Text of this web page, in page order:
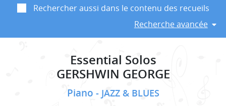
Rechercher aussi dans le contenu des recueils
Recherche avancée
Essential Solos
GERSHWIN GEORGE
Piano JAZZ & BLUES